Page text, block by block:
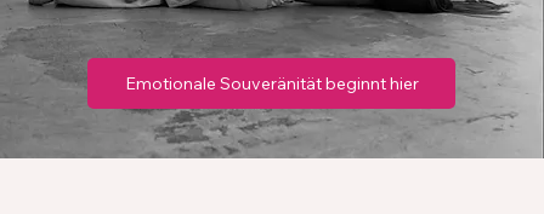
Emotionale Souveränität beginnt hier